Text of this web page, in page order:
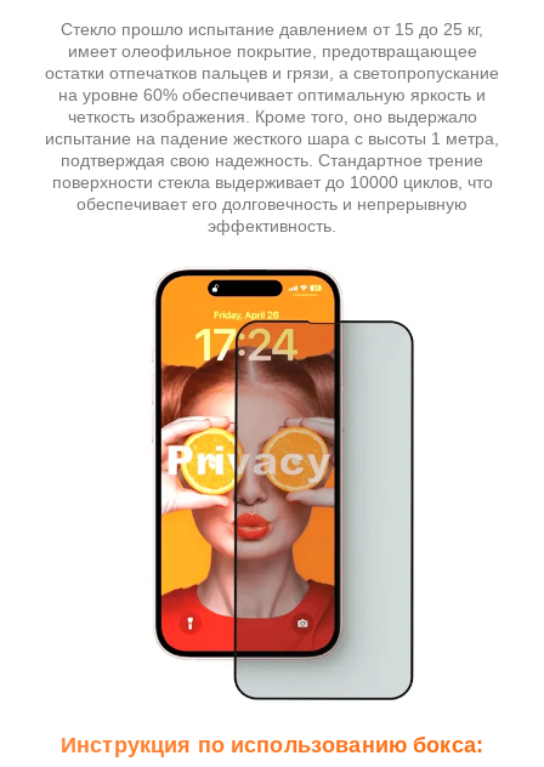
Стекло прошло испытание давлением от 15 до 25 кг,
имеет олеофильное покрытие, предотвращающее
остатки отпечатков пальцев и грязи, а светопропускание
на уровне 60% обеспечивает оптимальную яркость и
четкость изображения. Кроме того, оно выдержало
испытание на падение жесткого шара с высоты 1 метра,
подтверждая свою надежность. Стандартное трение
поверхности стекла выдерживает до 10000 циклов, что
обеспечивает его долговечность и непрерывную
эффективность.
Инструкция по использованию бокса: